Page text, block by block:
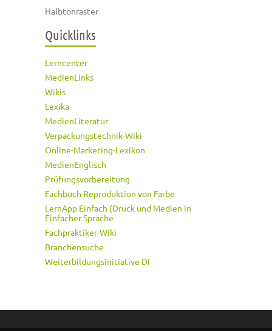
Halbtonraster
Quicklinks
Lerncenter
MedienLinks
Wikis
Lexika
MedienLiteratur
Verpackungstechnik-Wiki
Online-Marketing-Lexikon
MedienEnglisch
Prüfungsvorbereitung
Fachbuch Reproduktion von Farbe
LernApp Einfach (Druck und Medien in
Einfacher Sprache
Fachpraktiker-Wiki
Branchensuche
Weiterbildungsinitiative DI